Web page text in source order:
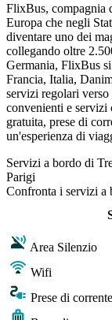
FlixBus, compagnia
Europa che negli
diventare uno dei
collegando oltre
Germania, FlixBus
Francia, Italia,
servizi regolari
convenienti e servizi
gratuita, prese di
un'esperienza di
Servizi a bordo di
Parigi
Confronta i servizi a
Area Silenzio
Wifi
Prese di corrente